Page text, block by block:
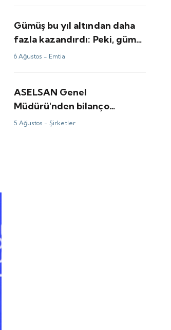
Gümüş bu yıl altından daha
fazla kazandırdı: Peki, gümüş
fiyatları için bundan sonrası
6 Ağustos - Emtia
ASELSAN Genel
Müdürü'nden bilanço
değerlendirmesi
5 Ağustos - Şirketler